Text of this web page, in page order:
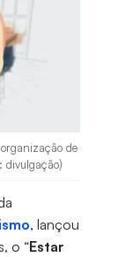
de
divulgação)
, lançou
o “Estar